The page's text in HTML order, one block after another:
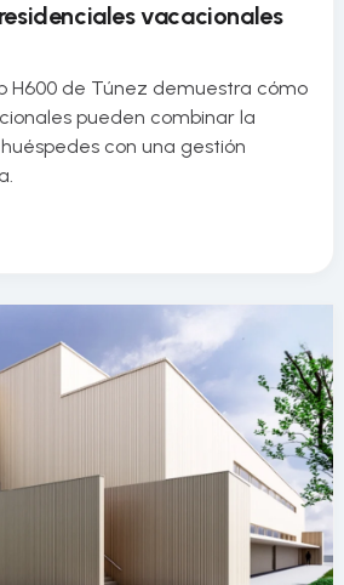
vacacionales
H600 de Túnez demuestra cómo
pueden combinar la
con una gestión